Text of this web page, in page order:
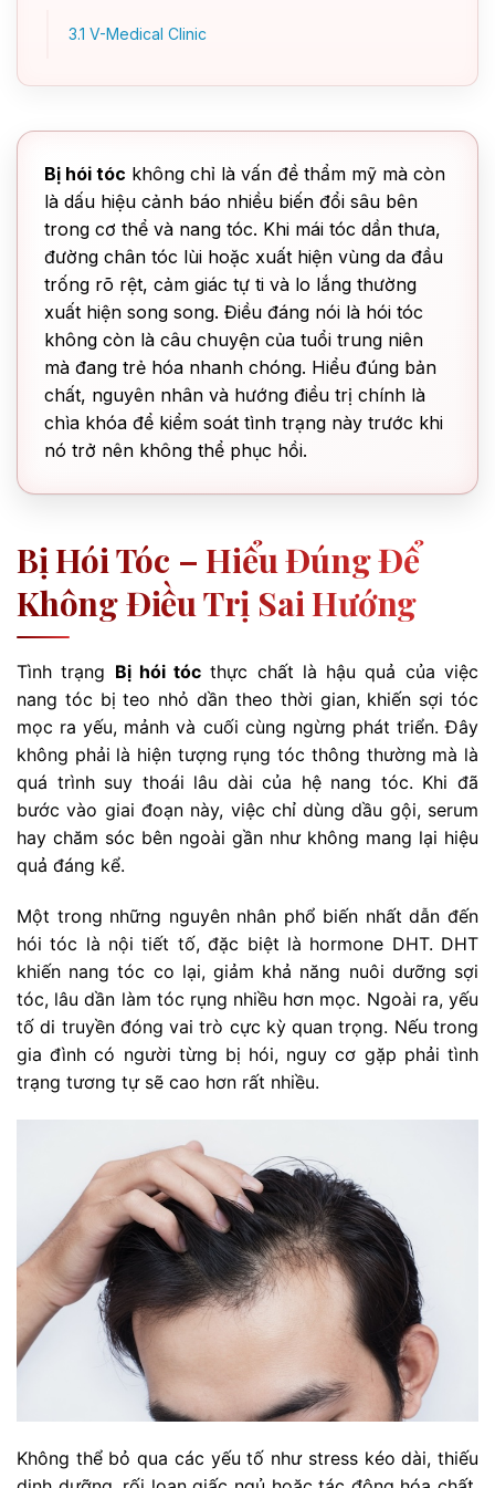
3.1 V-Medical Clinic
Bị hói tóc không chỉ là vấn đề thẩm mỹ mà còn
là dấu hiệu cảnh báo nhiều biến đổi sâu bên
trong cơ thể và nang tóc. Khi mái tóc dần thưa,
đường chân tóc lùi hoặc xuất hiện vùng da đầu
trống rõ rệt, cảm giác tự ti và lo lắng thường
xuất hiện song song. Điều đáng nói là hói tóc
không còn là câu chuyện của tuổi trung niên
mà đang trẻ hóa nhanh chóng. Hiểu đúng bản
chất, nguyên nhân và hướng điều trị chính là
chìa khóa để kiểm soát tình trạng này trước khi
nó trở nên không thể phục hồi.
Bị Hói Tóc – Hiểu Đúng Để
Không Điều Trị Sai Hướng
Tình trạng Bị hói tóc thực chất là hậu quả của việc
nang tóc bị teo nhỏ dần theo thời gian, khiến sợi tóc
mọc ra yếu, mảnh và cuối cùng ngừng phát triển. Đây
không phải là hiện tượng rụng tóc thông thường mà là
quá trình suy thoái lâu dài của hệ nang tóc. Khi đã
bước vào giai đoạn này, việc chỉ dùng dầu gội, serum
hay chăm sóc bên ngoài gần như không mang lại hiệu
quả đáng kể.
Một trong những nguyên nhân phổ biến nhất dẫn đến
hói tóc là nội tiết tố, đặc biệt là hormone DHT. DHT
khiến nang tóc co lại, giảm khả năng nuôi dưỡng sợi
tóc, lâu dần làm tóc rụng nhiều hơn mọc. Ngoài ra, yếu
tố di truyền đóng vai trò cực kỳ quan trọng. Nếu trong
gia đình có người từng bị hói, nguy cơ gặp phải tình
trạng tương tự sẽ cao hơn rất nhiều.
Không thể bỏ qua các yếu tố như stress kéo dài, thiếu